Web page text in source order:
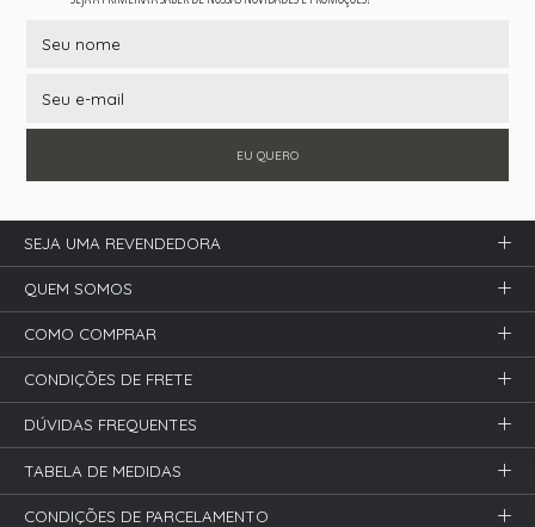
EU QUERO
SEJA UMA REVENDEDORA
QUEM SOMOS
COMO COMPRAR
CONDIÇÕES DE FRETE
DÚVIDAS FREQUENTES
TABELA DE MEDIDAS
CONDIÇÕES DE PARCELAMENTO